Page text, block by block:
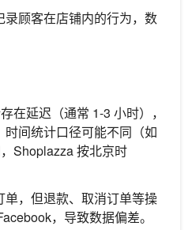
顾客在店铺内的行为，数
在延迟（通常 1-3 小时），
间统计口径可能不同（如
Shoplazza 按北京时
，但退款、取消订单等操
，导致数据偏差。